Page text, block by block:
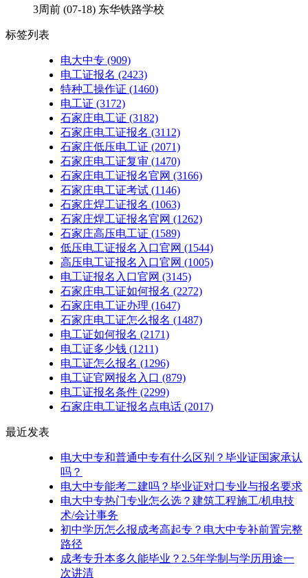
3周前 (07-18) 东华铁路学校
标签列表
电大中专 (909)
电工证报名 (2423)
特种工操作证 (1460)
电工证 (3172)
石家庄电工证 (3182)
石家庄电工证报名 (3112)
石家庄低压电工证 (2071)
石家庄电工证复审 (1470)
石家庄电工证报名官网 (3166)
石家庄电工证考试 (1146)
石家庄焊工证报名 (1063)
石家庄焊工证报名官网 (1262)
石家庄高压电工证 (1589)
低压电工证报名入口官网 (1544)
高压电工证报名入口官网 (1005)
电工证报名入口官网 (3145)
石家庄电工证如何报名 (2272)
石家庄电工证办理 (1647)
石家庄电工证怎么报名 (1487)
电工证如何报名 (2171)
电工证多少钱 (1211)
电工证怎么报名 (1296)
电工证官网报名入口 (879)
电工证报名条件 (2299)
石家庄电工证报名点电话 (2017)
最近发表
电大中专和普通中专有什么区别？毕业证国家承认
吗？
电大中专能考二建吗？毕业证对口专业与报名要求
电大中专热门专业怎么选？建筑工程施工/机电技
术/会计事务
初中学历怎么报成考高起专？电大中专补前置完整
路径
成考专升本多久能毕业？2.5年学制与学历用途一
次讲清